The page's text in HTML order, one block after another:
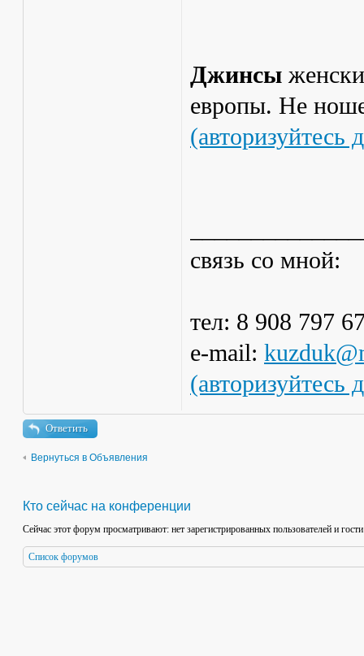
Джинсы
европы. Не
(авторизуйтесь
связь со мной:
тел: 8 908 797
e-mail:
(авторизуйтесь
Ответить
Вернуться в Объявления
Кто сейчас на конференции
Сейчас этот форум просматривают: нет зарегистрированных пользователей и
Список форумов